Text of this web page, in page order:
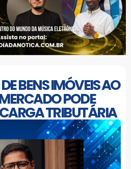
BENS IMÓVEIS AO
PODE
TRIBUTÁRIA